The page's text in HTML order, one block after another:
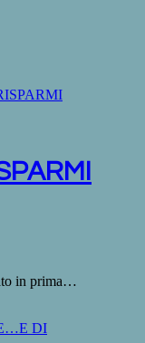
in prima…